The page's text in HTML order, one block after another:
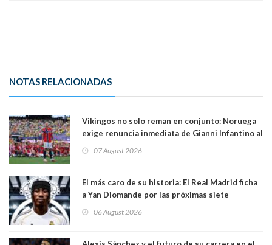
NOTAS RELACIONADAS
Vikingos no solo reman en conjunto: Noruega
exige renuncia inmediata de Gianni Infantino al
07 August 2026
El más caro de su historia: El Real Madrid ficha
a Yan Diomande por las próximas siete
06 August 2026